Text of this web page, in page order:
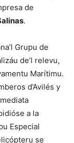
de
.
Grupu de
de’l relevu,
Marítimu.
d’Avilés y
a la
Especial
se